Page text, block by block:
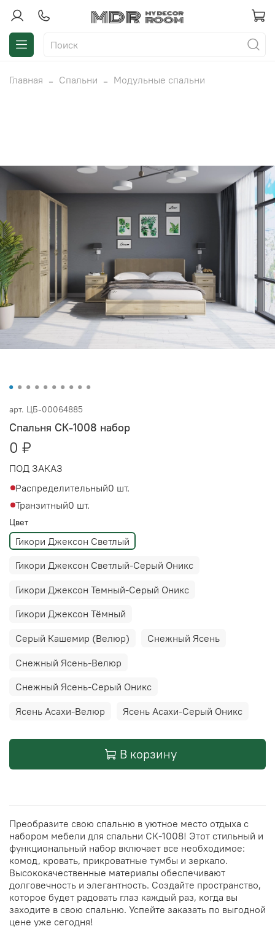
Главная Спальни Модульные спальни
арт. ЦБ-00064885
Спальня СК-1008 набор
0 ₽
ПОД ЗАКАЗ
Распределительный0 шт.
Транзитный0 шт.
Цвет
Гикори Джексон Светлый
Гикори Джексон Светлый-Серый Оникс
Гикори Джексон Темный-Серый Оникс
Гикори Джексон Тёмный
Серый Кашемир (Велюр)
Снежный Ясень
Снежный Ясень-Велюр
Снежный Ясень-Серый Оникс
Ясень Асахи-Велюр
Ясень Асахи-Серый Оникс
В корзину
Преобразите свою спальню в уютное место отдыха с
набором мебели для спальни СК-1008! Этот стильный и
функциональный набор включает все необходимое:
комод, кровать, прикроватные тумбы и зеркало.
Высококачественные материалы обеспечивают
долговечность и элегантность. Создайте пространство,
которое будет радовать глаз каждый раз, когда вы
заходите в свою спальню. Успейте заказать по выгодной
цене уже сегодня!